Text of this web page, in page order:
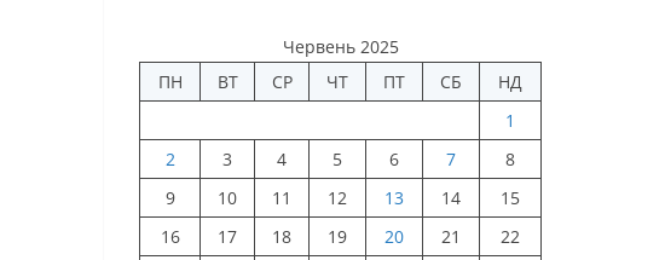
Червень 2025
ПН
ВТ СР ЧТ ПТ СБ
НД
1
2
3 4 5 6 7
8
9
10 11 12 13 14
15
16
17 18 19 20 21
22